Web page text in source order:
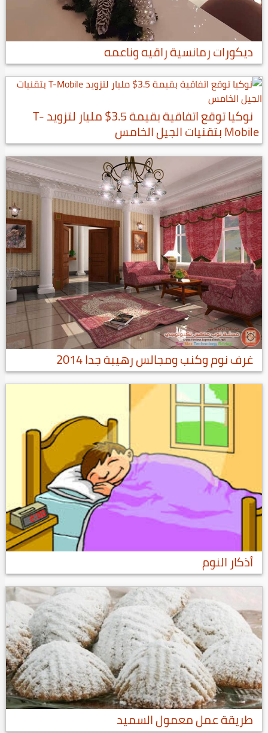
ديكورات رمانسية راقيه وناعمه
نوكيا توقع اتفاقية بقيمة 3.5$ مليار لتزويد T-
Mobile بتقنيات الجيل الخامس
غرف نوم وكنب ومجالس رهيبة جدا 2014
أذكار النوم
طريقة عمل معمول السميد